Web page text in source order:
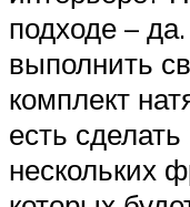
подходе –
выполнить
комплект
есть
нескольких